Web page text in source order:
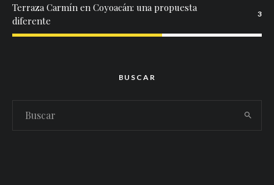
Terraza Carmín en Coyoacán: una propuesta
diferente
3
BUSCAR